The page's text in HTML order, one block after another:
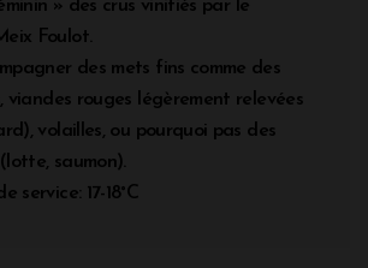
» des crus vinifiés par le
Foulot.
des mets fins comme des
viandes rouges légèrement relevées
volailles, ou pourquoi pas des
saumon).
service: 17-18°C